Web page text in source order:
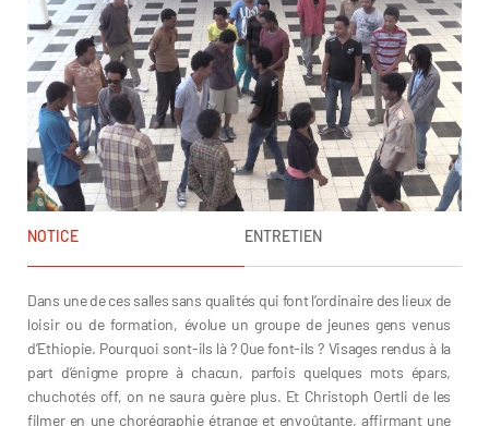
NOTICE ENTRETIEN
Dans une de ces salles sans qualités qui font l’ordinaire des lieux de
loisir ou de formation, évolue un groupe de jeunes gens venus
d’Ethiopie. Pourquoi sont-ils là ? Que font-ils ? Visages rendus à la
part d’énigme propre à chacun, parfois quelques mots épars,
chuchotés off, on ne saura guère plus. Et Christoph Oertli de les
filmer en une chorégraphie étrange et envoûtante, affirmant une